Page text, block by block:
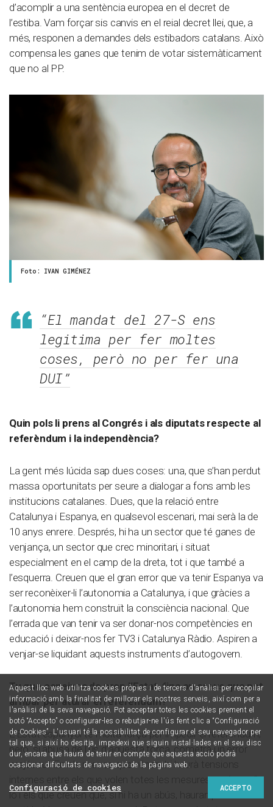
d’acomplir a una sentència europea en el decret de
l’estiba. Vam forçar sis canvis en el reial decret llei, que, a
més, responen a demandes dels estibadors catalans. Això
compensa les ganes que tenim de votar sistemàticament
que no al PP.
Foto: IVAN GIMÉNEZ
“El mandat del 27-S ens
legitima per fer moltes
coses, però no per fer una
DUI”
Quin pols li prens al Congrés i als diputats respecte al
referèndum i la independència?
La gent més lúcida sap dues coses: una, que s’han perdut
massa oportunitats per seure a dialogar a fons amb les
institucions catalanes. Dues, que la relació entre
Catalunya i Espanya, en qualsevol escenari, mai serà la de
10 anys enrere. Després, hi ha un sector que té ganes de
venjança, un sector que crec minoritari, i situat
especialment en el camp de la dreta, tot i que també a
l’esquerra. Creuen que el gran error que va tenir Espanya va
ser reconèixer-li l’autonomia a Catalunya, i que gràcies a
l’autonomia hem construït la consciència nacional. Que
l’errada que van tenir va ser donar-nos competències en
educació i deixar-nos fer TV3 i Catalunya Ràdio. Aspiren a
venjar-se liquidant aquests instruments d’autogovern.
Tu que coneixes de prop l’Estat, fins on creus que pot
arribar per aturar el referèndum?
L’Estat espanyol té molta força per impedir el referèndum;
però, si abusa de l’ús d’aquesta força, cometrà un error
majúscul. En els mesos que vénen, hi haurà tensions
internes entre els que volen totes les mesures per impedir-
lo i els que creuen que, si hi ha un abús, hauran perdut la
Aquest lloc web utilitza cookies pròpies i de tercers d'anàlisi per recopilar
informació amb la finalitat de millorar els nostres serveis, així com per a
l'anàlisi de la seva navegació. Pot acceptar totes les cookies prement el
botó “Accepto” o configurar-les o rebutjar-ne l'ús fent clic a “Configuració
de Cookies”. L'usuari té la possibilitat de configurar el seu navegador per
tal que, si així ho desitja, impedexi que siguin instal·lades en el seu disc
dur, encara que haurà de tenir en compte que aquesta acció podrà
ocasionar dificultats de navegació de la pàgina web.
ACCEPTO
Configuració de cookies